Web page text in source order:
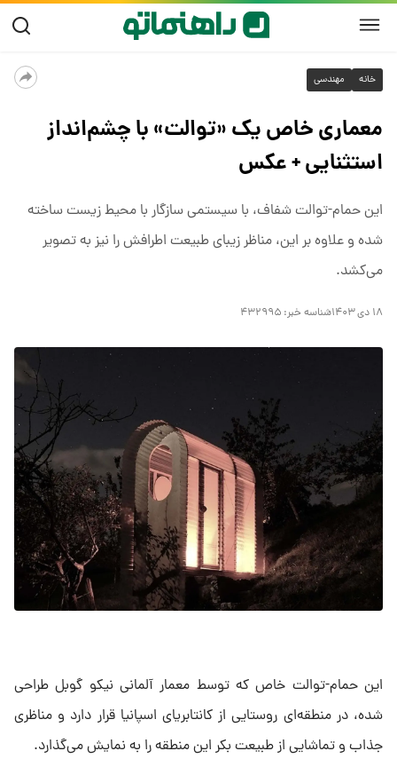
خانه مهندسی
معماری خاص یک «توالت» با چشم‌انداز
استثنایی + عکس
این حمام-توالت شفاف، با سیستمی سازگار با محیط زیست ساخته
شده و علاوه بر این، مناظر زیبای طبیعت اطرافش را نیز به تصویر
می‌کشد.
۱۸ دی ۱۴۰۳ شناسه خبر: ۴۳۲۹۹۵
این حمام-توالت خاص که توسط معمار آلمانی نیکو گوبل طراحی
شده، در منطقه‌ای روستایی از کانتابریای اسپانیا قرار دارد و مناظری
جذاب و تماشایی از طبیعت بکر این منطقه را به نمایش می‌گذارد.